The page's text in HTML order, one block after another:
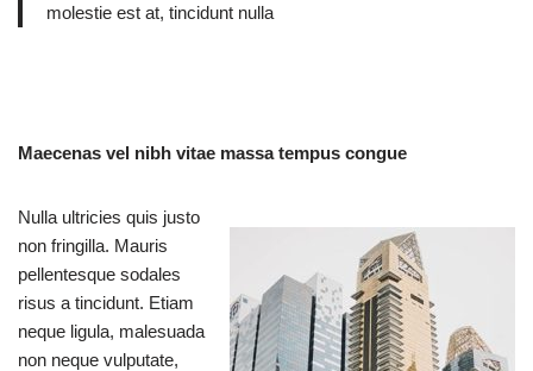
molestie est at, tincidunt nulla
Maecenas vel nibh vitae massa tempus congue
Nulla ultricies quis justo
non fringilla. Mauris
pellentesque sodales
risus a tincidunt. Etiam
neque ligula, malesuada
non neque vulputate,